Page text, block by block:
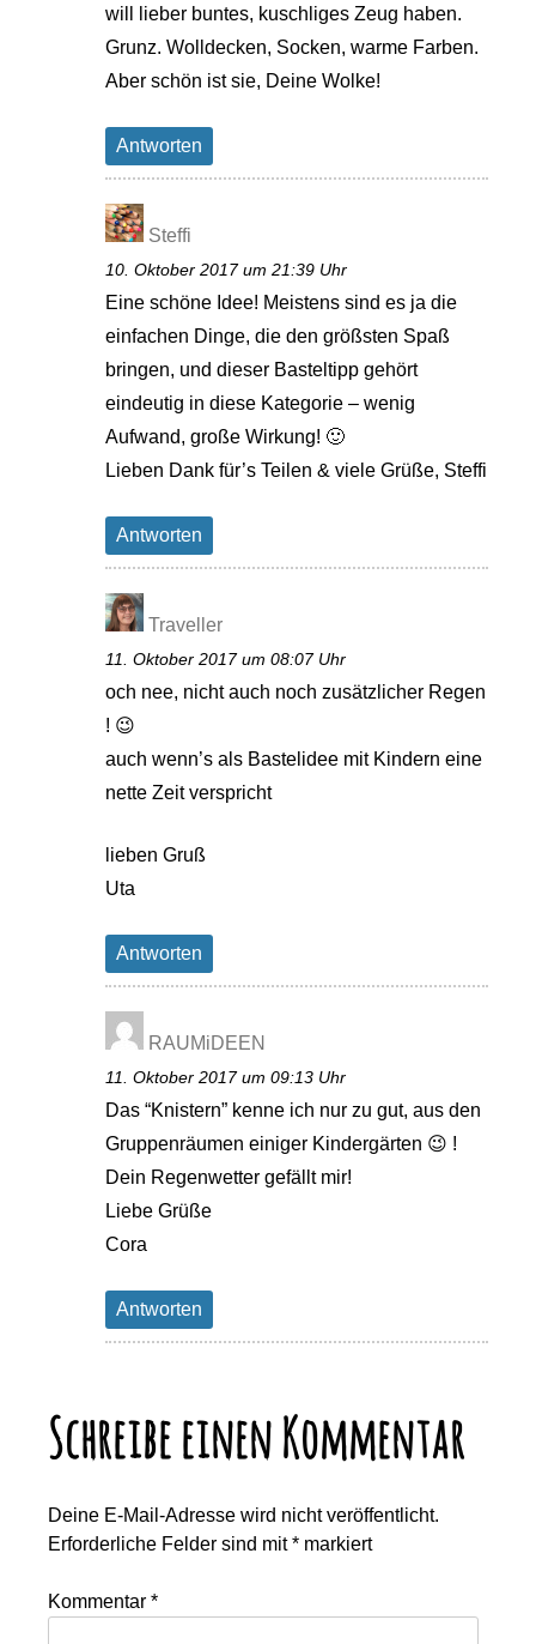
will lieber buntes, kuschliges Zeug haben.
Grunz. Wolldecken, Socken, warme Farben.
Aber schön ist sie, Deine Wolke!
Antworten
Steffi
10. Oktober 2017 um 21:39 Uhr
Eine schöne Idee! Meistens sind es ja die
einfachen Dinge, die den größsten Spaß
bringen, und dieser Basteltipp gehört
eindeutig in diese Kategorie – wenig
Aufwand, große Wirkung! 🙂
Lieben Dank für’s Teilen & viele Grüße, Steffi
Antworten
Traveller
11. Oktober 2017 um 08:07 Uhr
och nee, nicht auch noch zusätzlicher Regen
! 😉
auch wenn’s als Bastelidee mit Kindern eine
nette Zeit verspricht
lieben Gruß
Uta
Antworten
RAUMiDEEN
11. Oktober 2017 um 09:13 Uhr
Das “Knistern” kenne ich nur zu gut, aus den
Gruppenräumen einiger Kindergärten 😉 !
Dein Regenwetter gefällt mir!
Liebe Grüße
Cora
Antworten
Schreibe einen Kommentar
Deine E-Mail-Adresse wird nicht veröffentlicht.
Erforderliche Felder sind mit* markiert
Kommentar*